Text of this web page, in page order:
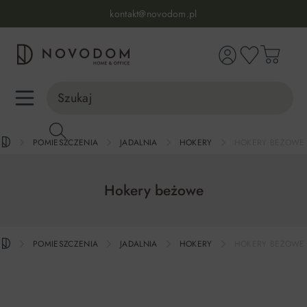
kontakt@novodom.pl
Dostawa z wniesieniem
30 dni na zwrot lub wymianę
98% zadowolonych klientów
POMIESZCZENIA JADALNIA HOKERY
Hokery beżowe
POMIESZCZENIA JADALNIA HOKERY